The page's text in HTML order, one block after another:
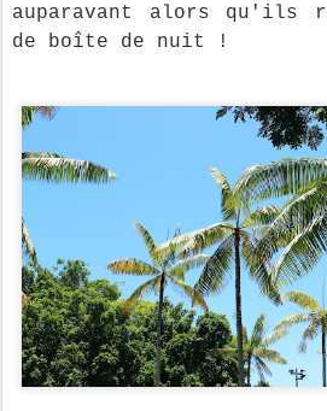
auparavant alors qu'ils
de boîte de nuit !